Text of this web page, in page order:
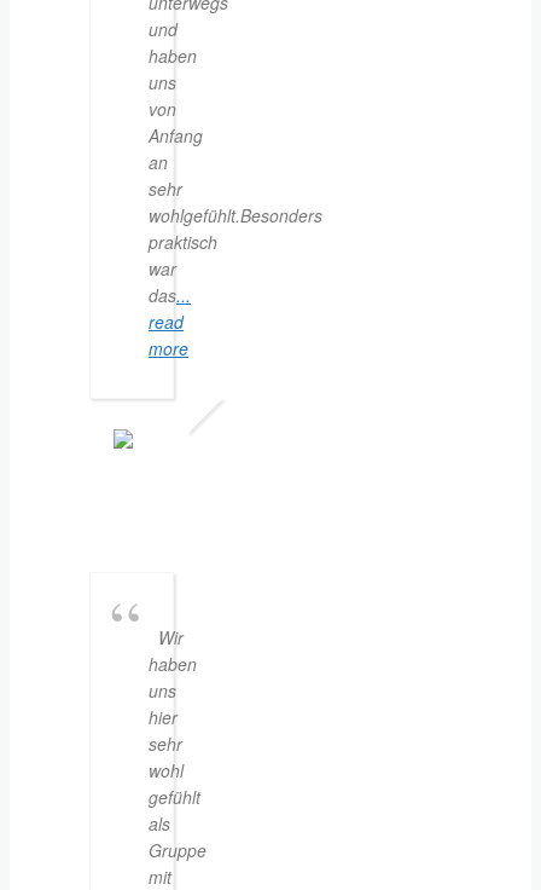
und
haben
uns
von
Anfang
an
sehr
wohlgefühlt.Besonders
praktisch
war
das...
read
more
Wir
haben
uns
hier
sehr
wohl
gefühlt
als
Gruppe
mit